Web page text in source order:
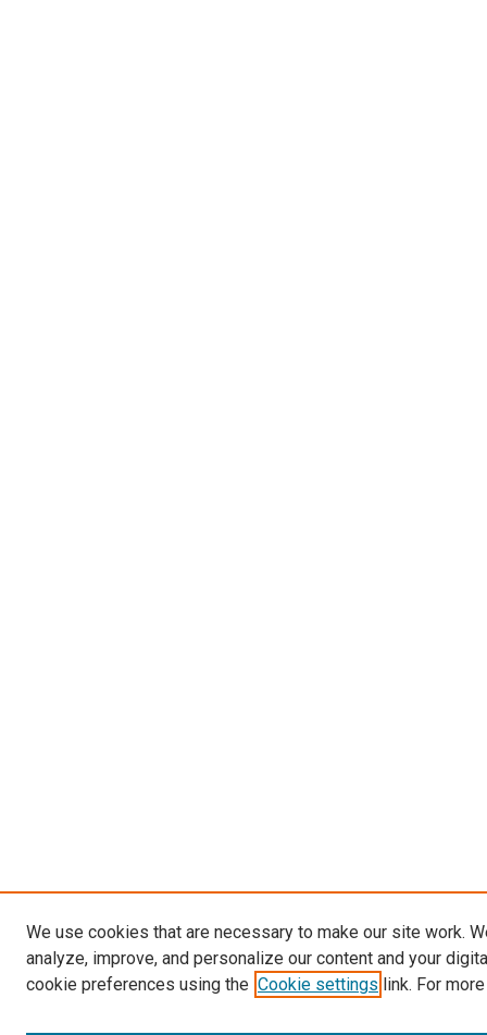
We use cookies that are necessary to make our site work.
analyze, improve, and personalize our content and your
cookie preferences using the Cookie settings link. For